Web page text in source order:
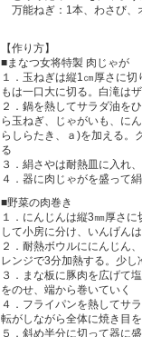
万能ねぎ：1本、わさび、
【作り方】
■まなつ女将特製 肉じゃが
１．玉ねぎは縦1㎝厚さに
もは一口大に切る。白滝はザ
２．鍋を熱してサラダ油を
ら玉ねぎ、じゃがいも、に
らしらたき、ａ)を加える。
る
３．絹さやは耐熱皿に入れ
４．器に肉じゃがを盛って
■野菜の肉巻き
１．にんじんは縦3㎜厚さ
して小房に分け、いんげん
２．耐熱ボウルににんじん
レンジで3分加熱する。少
３．まな板に豚肉を広げて
をのせ、端から巻いていく
４．フライパンを熱してサ
転がしながら全体に焼き目
５．斜め半分に切って器に